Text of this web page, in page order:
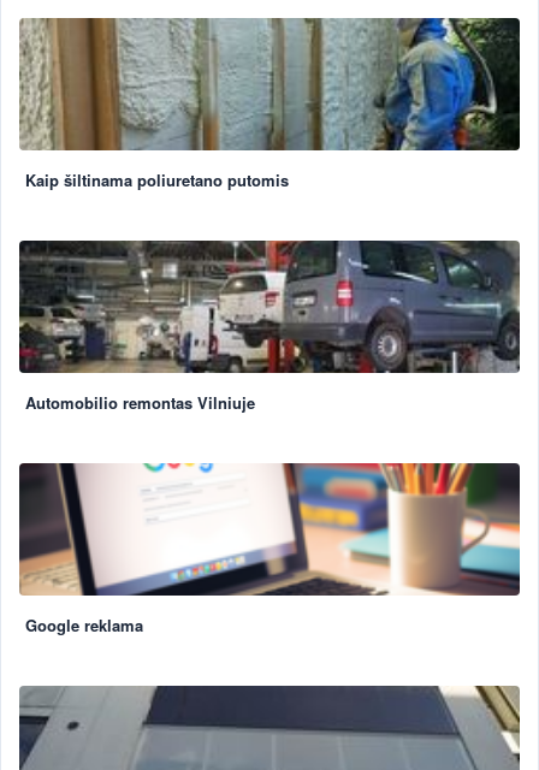
Kaip šiltinama poliuretano putomis
Automobilio remontas Vilniuje
Google reklama